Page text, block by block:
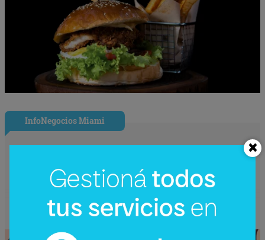
InfoNegocios Miami
SIP Connect 2026 (parte III): ¿cómo nace
el nuevo estándar de producción? (Long
video + Tik Tok + multi cross + eventos)